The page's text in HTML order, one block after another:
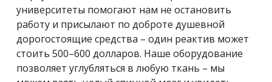
университеты помогают нам не остановить
работу и присылают по доброте душевной
дорогостоящие средства – один реактив может
стоить 500–600 долларов. Наше оборудование
позволяет углубляться в любую ткань – мы